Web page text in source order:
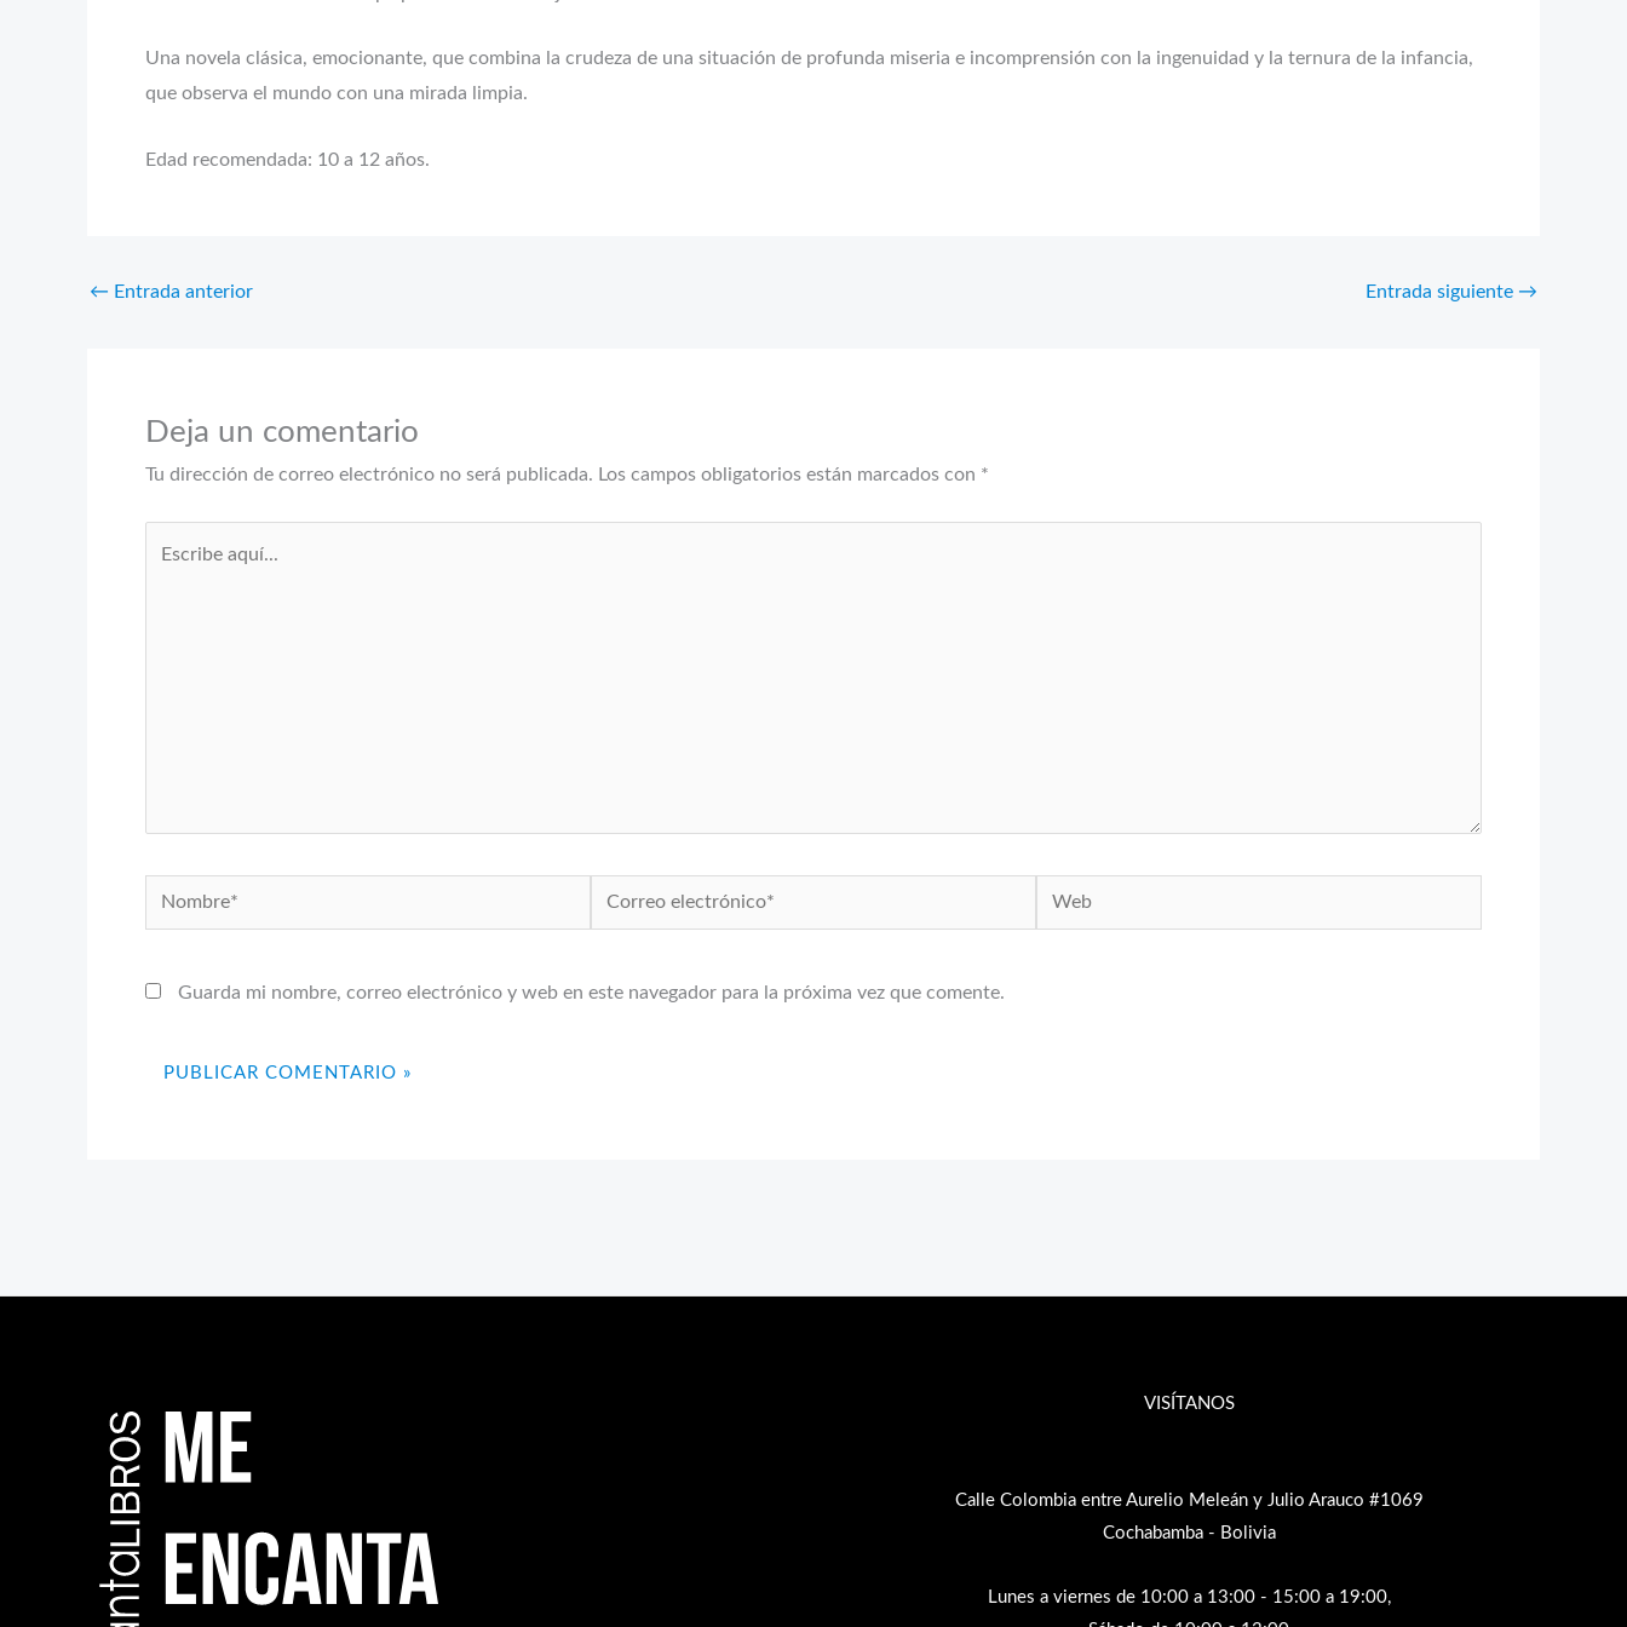
Una novela clásica, emocionante, que combina la crudeza de una situación de profunda miseria e incomprensión con la ingenuidad y la ternura de la infancia,
que observa el mundo con una mirada limpia.
Edad recomendada: 10 a 12 años.
← Entrada anterior Entrada siguiente →
Deja un comentario
Tu dirección de correo electrónico no será publicada. Los campos obligatorios están marcados con *
Nombre*
Correo
electrónico*
Web
Guarda mi nombre, correo electrónico y web en este navegador para la próxima vez que comente.
VISÍTANOS
Calle Colombia entre Aurelio Meleán y Julio Arauco #1069
Cochabamba - Bolivia
Lunes a viernes de 10:00 a 13:00 - 15:00 a 19:00,